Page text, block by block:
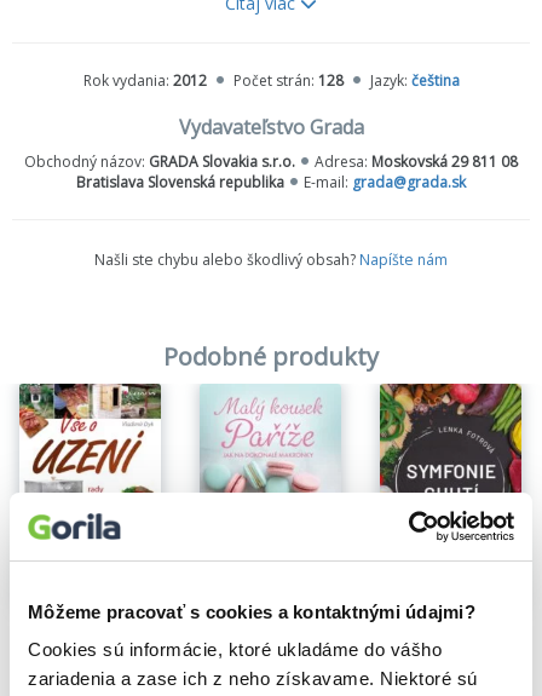
Môžeme pracovať s cookies a kontaktnými údajmi?
Cookies sú informácie, ktoré ukladáme do vášho
zariadenia a zase ich z neho získavame. Niektoré sú
chyb. Využití uvedených receptů, přesných postupů a rad
Rok vydania: 2012 Počet strán: 128 Jazyk: čeština
Vydavateľstvo Grada
Obchodný názov: GRADA Slovakia s.r.o. Adresa: Moskovská 29 811 08
Bratislava Slovenská republika
E-mail: grada@grada.sk
Našli ste chybu alebo škodlivý obsah? Napíšte nám
Podobné produkty
Vladimír Dyk
9,88€
Adéla Mervartová
11,01€
Lenka Fotrová
14,74€